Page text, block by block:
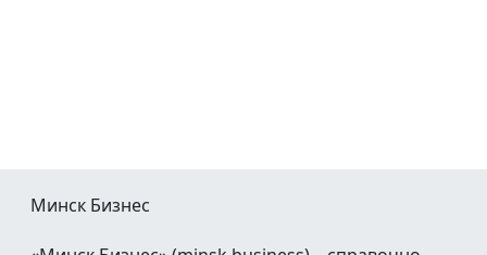
Минск Бизнес